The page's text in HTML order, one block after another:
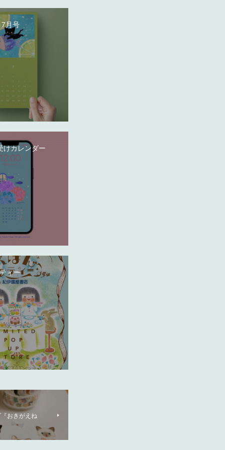
月号
けカレンダー
ィー
おきがえね